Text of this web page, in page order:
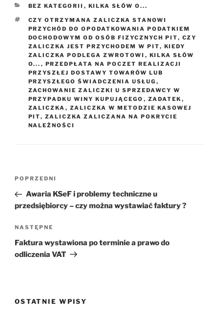
KATEGORIE
BEZ KATEGORII , KILKA SŁÓW O...
TAGI
CZY OTRZYMANA ZALICZKA STANOWI
PRZYCHÓD DO OPODATKOWANIA PODATKIEM
DOCHODOWYM OD OSÓB FIZYCZNYCH PIT, CZY
ZALICZKA JEST PRZYCHODEM W PIT, KIEDY
ZALICZKA PODLEGA ZWROTOWI , KILKA SŁÓW
O... , PRZEDPŁATA NA POCZET REALIZACJI
PRZYSZŁEJ DOSTAWY TOWARÓW LUB
PRZYSZŁEGO ŚWIADCZENIA USŁUG ,
ZACHOWANIE ZALICZKI U SPRZEDAWCY W
PRZYPADKU WINY KUPUJĄCEGO , ZADATEK ,
ZALICZKA , ZALICZKA W METODZIE KASOWEJ
PIT, ZALICZKA ZALICZANA NA POKRYCIE
NALEŻNOŚCI
Nawigacja
Poprzedni
wpis
POPRZEDNI
Awaria KSeF i problemy techniczne u
przedsiębiorcy – czy można wystawiać faktury ?
Następny
wpis
NASTĘPNE
Faktura wystawiona po terminie a prawo do
odliczenia VAT
OSTATNIE WPISY